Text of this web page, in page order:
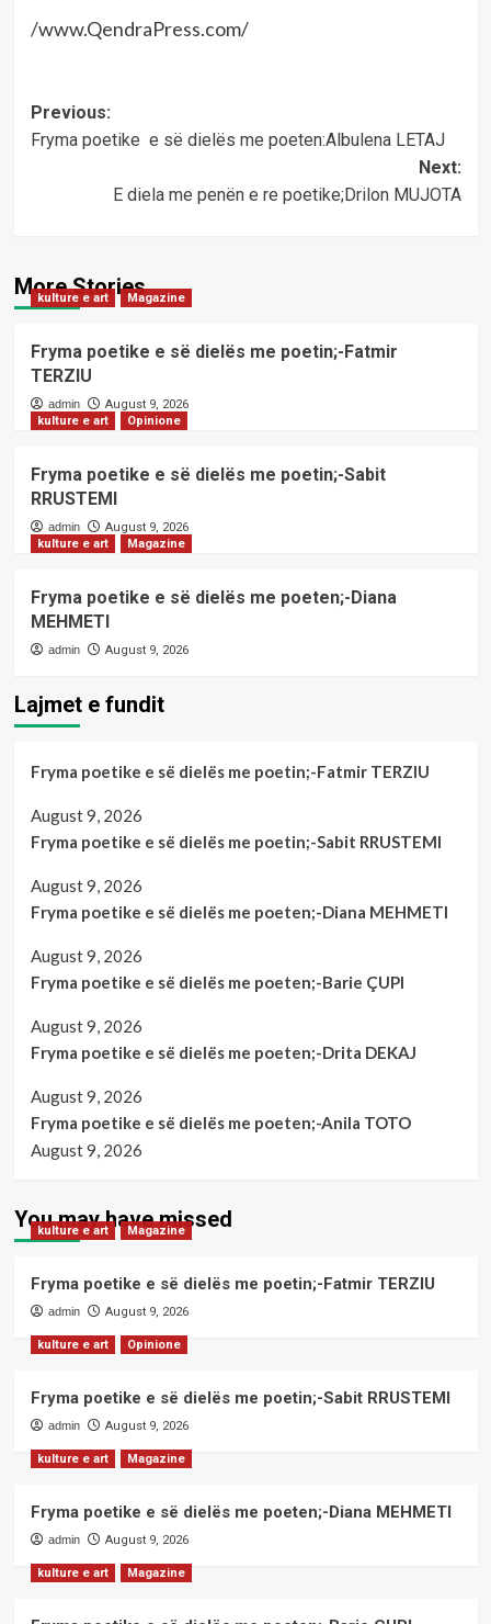
/www.QendraPress.com/
Post
navigation
Previous:
Fryma poetike e së dielës me poeten:Albulena LETAJ
Next:
E diela me penën e re poetike;Drilon MUJOTA
More Stories
kulture e art Magazine
Fryma poetike e së dielës me poetin;-Fatmir
TERZIU
admin
August 9, 2026
kulture e art
Opinione
Fryma poetike e së dielës me poetin;-Sabit
RRUSTEMI
admin
August 9, 2026
kulture e art
Magazine
Fryma poetike e së dielës me poeten;-Diana
MEHMETI
admin August 9, 2026
Lajmet e fundit
Fryma poetike e së dielës me poetin;-Fatmir TERZIU
August 9, 2026
Fryma poetike e së dielës me poetin;-Sabit RRUSTEMI
August 9, 2026
Fryma poetike e së dielës me poeten;-Diana MEHMETI
August 9, 2026
Fryma poetike e së dielës me poeten;-Barie ÇUPI
August 9, 2026
Fryma poetike e së dielës me poeten;-Drita DEKAJ
August 9, 2026
Fryma poetike e së dielës me poeten;-Anila TOTO
August 9, 2026
You may have missed
kulture e art Magazine
Fryma poetike e së dielës me poetin;-Fatmir TERZIU
admin August 9, 2026
kulture e art Opinione
Fryma poetike e së dielës me poetin;-Sabit RRUSTEMI
admin August 9, 2026
kulture e art Magazine
Fryma poetike e së dielës me poeten;-Diana MEHMETI
admin August 9, 2026
kulture e art Magazine